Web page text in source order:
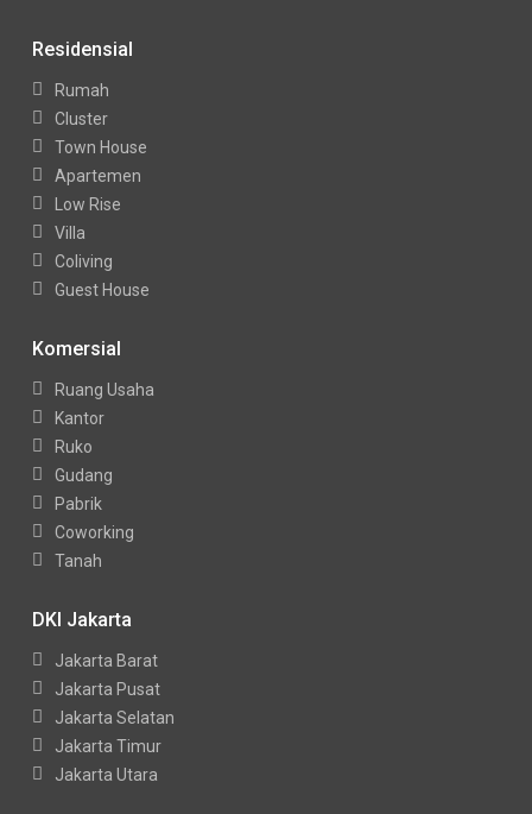
Residensial
Rumah
Cluster
Town House
Apartemen
Low Rise
Villa
Coliving
Guest House
Komersial
Ruang Usaha
Kantor
Ruko
Gudang
Pabrik
Coworking
Tanah
DKI Jakarta
Jakarta Barat
Jakarta Pusat
Jakarta Selatan
Jakarta Timur
Jakarta Utara